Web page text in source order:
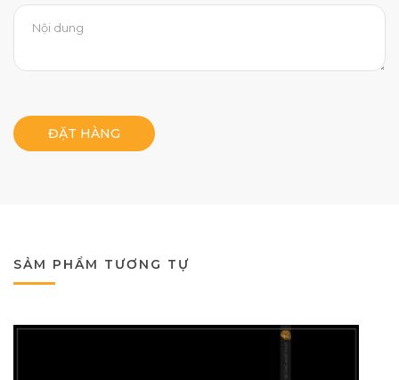
ĐẶT HÀNG
SẢM PHẨM TƯƠNG TỰ